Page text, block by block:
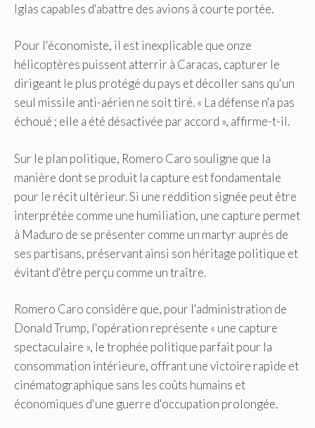
Iglas capables d'abattre des avions à courte portée.
Pour l'économiste, il est inexplicable que onze
hélicoptères puissent atterrir à Caracas, capturer le
dirigeant le plus protégé du pays et décoller sans qu'un
seul missile anti-aérien ne soit tiré. « La défense n'a pas
échoué ; elle a été désactivée par accord », affirme-t-il.
Sur le plan politique, Romero Caro souligne que la
manière dont se produit la capture est fondamentale
pour le récit ultérieur. Si une reddition signée peut être
interprétée comme une humiliation, une capture permet
à Maduro de se présenter comme un martyr auprès de
ses partisans, préservant ainsi son héritage politique et
évitant d'être perçu comme un traître.
Romero Caro considère que, pour l'administration de
Donald Trump, l'opération représente « une capture
spectaculaire », le trophée politique parfait pour la
consommation intérieure, offrant une victoire rapide et
cinématographique sans les coûts humains et
économiques d'une guerre d'occupation prolongée.